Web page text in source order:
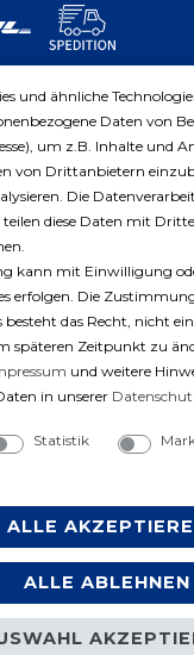
by
Rechte
und ähnliche
Daten von
um z.B. Inhalte und
von Drittanbietern
Die
teilen diese Daten mit
kann mit Einwilligung
erfolgen. Die
besteht das Recht, nicht
späteren Zeitpunkt zu
und weitere
in unserer
Statistik
ALLE
ALLE ABLEHNEN